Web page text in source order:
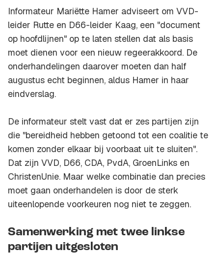
Informateur Mariëtte Hamer adviseert om VVD-
leider Rutte en D66-leider Kaag, een "document
op hoofdlijnen" op te laten stellen dat als basis
moet dienen voor een nieuw regeerakkoord. De
onderhandelingen daarover moeten dan half
augustus echt beginnen, aldus Hamer in haar
eindverslag.
De informateur stelt vast dat er zes partijen zijn
die "bereidheid hebben getoond tot een coalitie te
komen zonder elkaar bij voorbaat uit te sluiten".
Dat zijn VVD, D66, CDA, PvdA, GroenLinks en
ChristenUnie. Maar welke combinatie dan precies
moet gaan onderhandelen is door de sterk
uiteenlopende voorkeuren nog niet te zeggen.
Samenwerking met twee linkse
partijen uitgesloten